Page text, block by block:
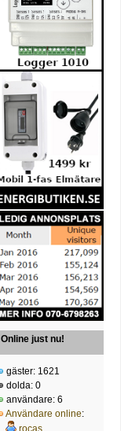
Online just nu!
gäster: 1621
dolda: 0
användare: 6
Användare online:
rocas